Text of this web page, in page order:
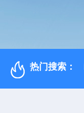
热门搜索：